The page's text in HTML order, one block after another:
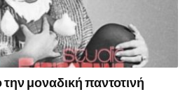
μοναδική παντοτινή